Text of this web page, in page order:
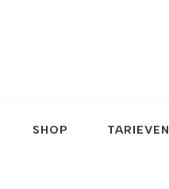
SHOP TARIEVEN